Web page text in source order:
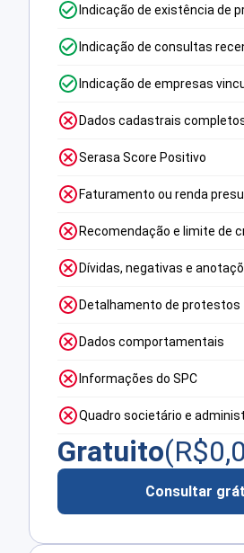
Indicação de existência de
Indicação de consultas
Indicação de empresas
Dados cadastrais
Serasa Score Positivo
Faturamento ou renda
Recomendação e limite de
Dívidas, negativas e
Detalhamento de protestos
Dados comportamentais
Informações do SPC
Quadro societário e
Gratuito(R$
Consultar